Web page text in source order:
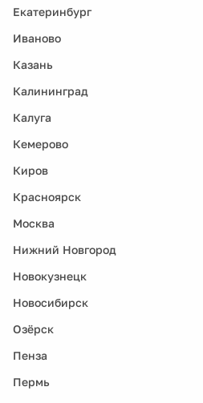
Екатеринбург
Иваново
Казань
Калининград
Калуга
Кемерово
Киров
Красноярск
Москва
Нижний Новгород
Новокузнецк
Новосибирск
Озёрск
Пенза
Пермь